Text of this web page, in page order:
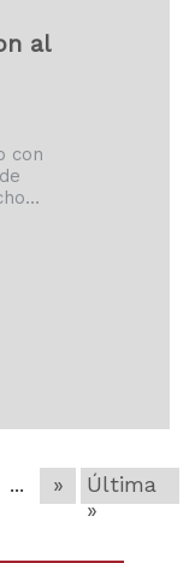
al
con
... »
Última
»